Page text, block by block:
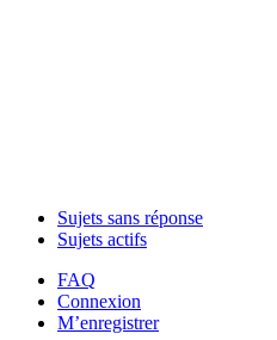
Sujets sans réponse
Sujets actifs
FAQ
Connexion
M’enregistrer